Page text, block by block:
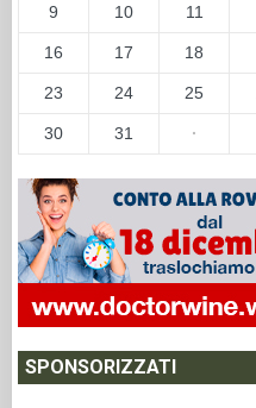
9 10 11
16 17 18
23 24 25
30 31 ·
SPONSORIZZATI